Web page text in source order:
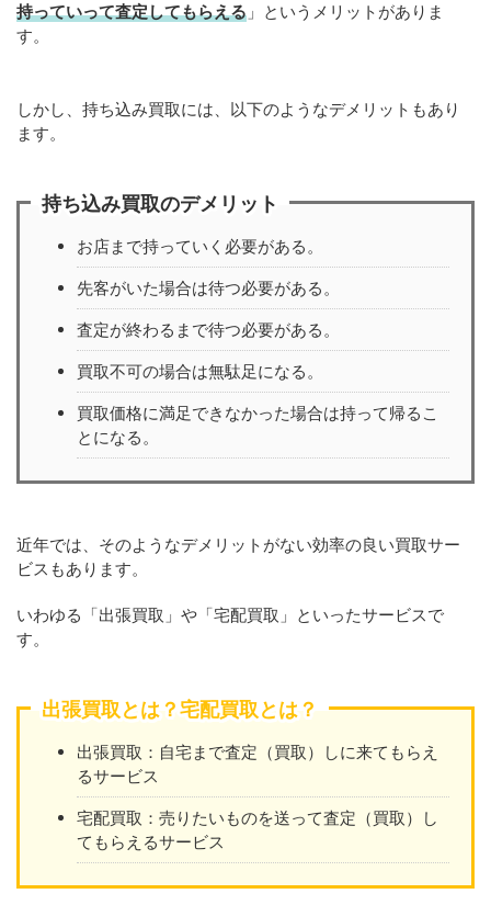
持っていって査定してもらえる 」というメリットがありま
す。
しかし、持ち込み買取には、以下のようなデメリットもあり
ます。
持ち込み買取のデメリット
お店まで持っていく必要がある。
先客がいた場合は待つ必要がある。
査定が終わるまで待つ必要がある。
買取不可の場合は無駄足になる。
買取価格に満足できなかった場合は持って帰るこ
とになる。
近年では、そのようなデメリットがない効率の良い買取サー
ビスもあります。
いわゆる「出張買取」や「宅配買取」といったサービスで
す。
出張買取とは？宅配買取とは？
出張買取：自宅まで査定（買取）しに来てもらえ
るサービス
宅配買取：売りたいものを送って査定（買取）し
てもらえるサービス